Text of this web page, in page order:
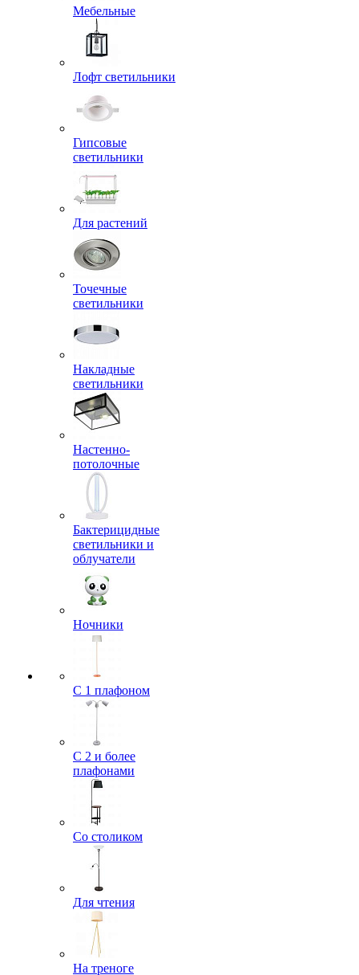
Мебельные
Лофт светильники
Гипсовые
светильники
Для растений
Точечные
светильники
Накладные
светильники
Настенно-
потолочные
Бактерицидные
светильники и
облучатели
Ночники
С 1 плафоном
С 2 и более
плафонами
Со столиком
Для чтения
На треноге